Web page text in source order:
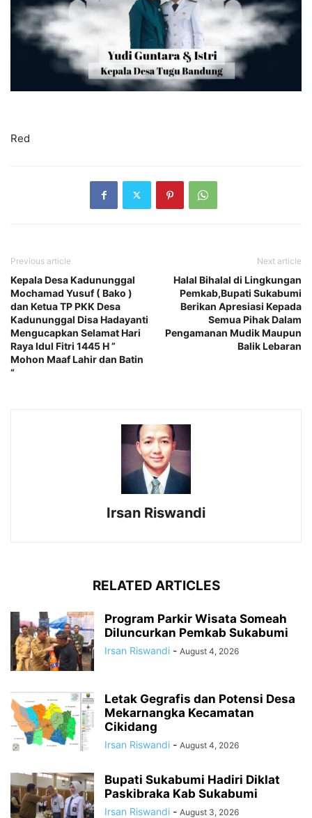
Red
Previous article
Kepala Desa Kadununggal
Mochamad Yusuf ( Bako )
dan Ketua TP PKK Desa
Kadununggal Disa Hadayanti
Mengucapkan Selamat Hari
Raya Idul Fitri 1445 H ”
Mohon Maaf Lahir dan Batin
“
Next article
Halal Bihalal di Lingkungan
Pemkab,Bupati Sukabumi
Berikan Apresiasi Kepada
Semua Pihak Dalam
Pengamanan Mudik Maupun
Balik Lebaran
Irsan Riswandi
RELATED ARTICLES
Program Parkir Wisata Someah
Diluncurkan Pemkab Sukabumi
Irsan Riswandi - August 4, 2026
Letak Gegrafis dan Potensi Desa
Mekarnangka Kecamatan
Cikidang
Irsan Riswandi - August 4, 2026
Bupati Sukabumi Hadiri Diklat
Paskibraka Kab Sukabumi
Irsan Riswandi - August 3, 2026